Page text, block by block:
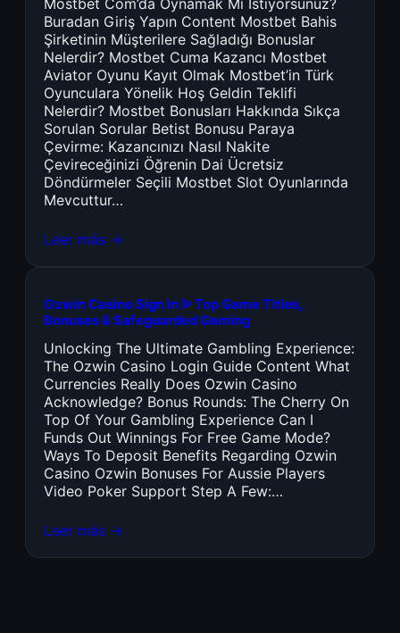
Buradan Giriş Yapın Content Mostbet Bahis
Şirketinin Müşterilere Sağladığı Bonuslar
Nelerdir? Mostbet Cuma Kazancı Mostbet
Aviator Oyunu Kayıt Olmak Mostbet’in Türk
Oyunculara Yönelik Hoş Geldin Teklifi
Nelerdir? Mostbet Bonusları Hakkında Sıkça
Sorulan Sorular Betist Bonusu Paraya
Çevirme: Kazancınızı Nasıl Nakite
Çevireceğinizi Öğrenin Dai Ücretsiz
Döndürmeler Seçili Mostbet Slot Oyunlarında
Mevcuttur…
Leer más →
Ozwin Casino Sign In ᐉ Top Game Titles,
Bonuses & Safeguarded Gaming
Unlocking The Ultimate Gambling Experience:
The Ozwin Casino Login Guide Content What
Currencies Really Does Ozwin Casino
Acknowledge? Bonus Rounds: The Cherry On
Top Of Your Gambling Experience Can I
Funds Out Winnings For Free Game Mode?
Ways To Deposit Benefits Regarding Ozwin
Casino Ozwin Bonuses For Aussie Players
Video Poker Support Step A Few:…
Leer más →